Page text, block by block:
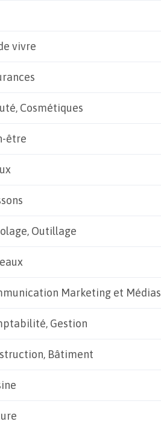
vivre
Cosmétiques
être
Outillage
Marketing et Médias
Gestion
Bâtiment